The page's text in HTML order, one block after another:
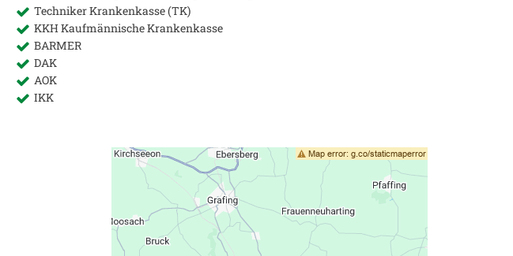
Techniker Krankenkasse (TK)
KKH Kaufmännische Krankenkasse
BARMER
DAK
AOK
IKK